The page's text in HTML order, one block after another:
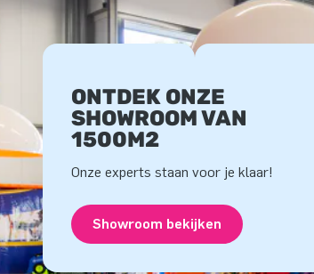
ONTDEK ONZE
SHOWROOM VAN
1500M2
Onze experts staan voor je klaar!
Showroom bekijken